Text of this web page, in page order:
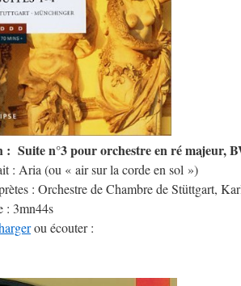
: Suite n°3 pour orchestre en ré majeur,
: Aria (ou « air sur la corde en sol »)
: Orchestre de Chambre de Stüttgart,
: 3mn44s
ou écouter :